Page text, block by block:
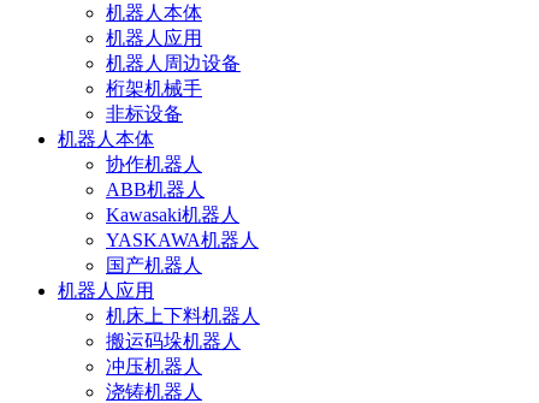
机器人本体
机器人应用
机器人周边设备
桁架机械手
非标设备
机器人本体
协作机器人
ABB机器人
Kawasaki机器人
YASKAWA机器人
国产机器人
机器人应用
机床上下料机器人
搬运码垛机器人
冲压机器人
浇铸机器人